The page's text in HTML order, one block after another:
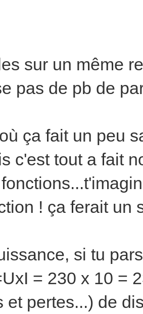
sur un même
pas de pb de
ça fait un peu
c'est tout a fait
! ça ferait un
si tu
= 230 x 10 =
et pertes...) de